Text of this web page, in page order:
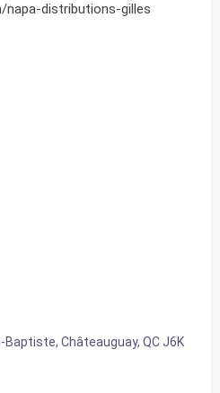
napa-distributions-gilles
Châteauguay, QC J6K